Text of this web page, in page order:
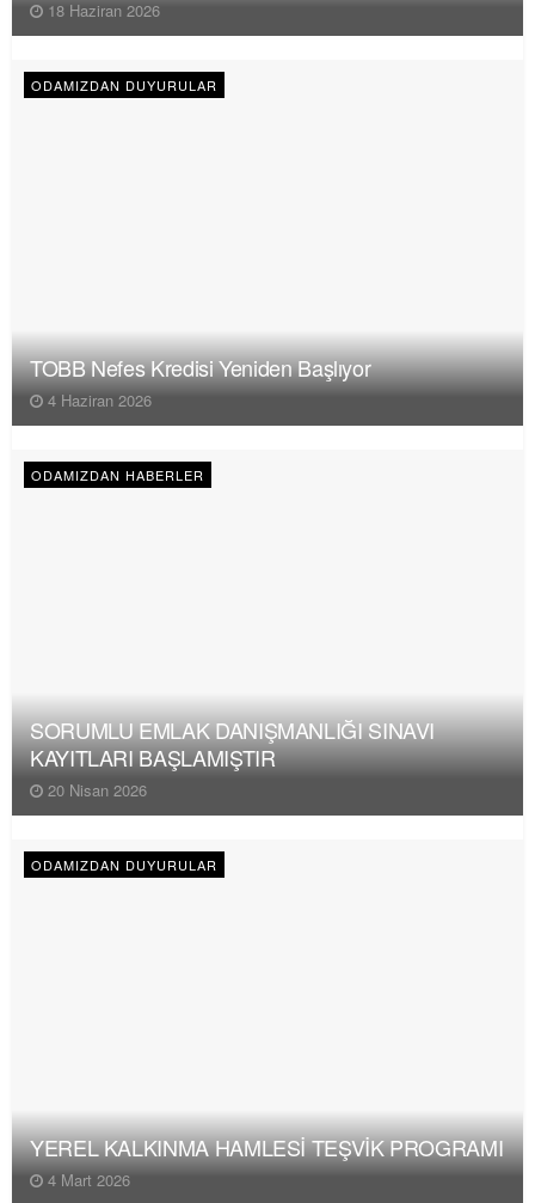
18 Haziran 2026
ODAMIZDAN DUYURULAR
TOBB Nefes Kredisi Yeniden Başlıyor
4 Haziran 2026
ODAMIZDAN HABERLER
SORUMLU EMLAK DANIŞMANLIĞI SINAVI
KAYITLARI BAŞLAMIŞTIR
20 Nisan 2026
ODAMIZDAN DUYURULAR
YEREL KALKINMA HAMLESİ TEŞVİK PROGRAMI
4 Mart 2026